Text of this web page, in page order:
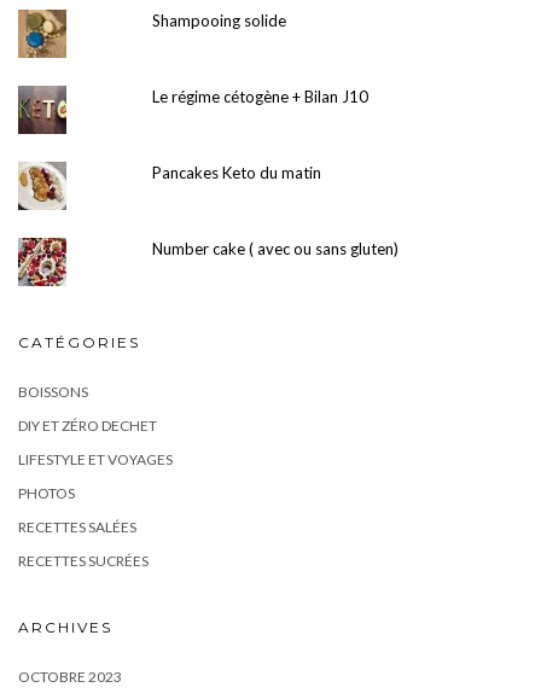
Shampooing solide
Le régime cétogène + Bilan J10
Pancakes Keto du matin
Number cake ( avec ou sans gluten)
CATÉGORIES
BOISSONS
DIY ET ZÉRO DECHET
LIFESTYLE ET VOYAGES
PHOTOS
RECETTES SALÉES
RECETTES SUCRÉES
ARCHIVES
OCTOBRE 2023